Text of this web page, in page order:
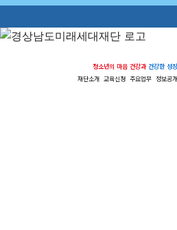
🎉 경상
청소년의 마음 건강과 건강한 성
재단소개 교육신청 주요업무 정보공개